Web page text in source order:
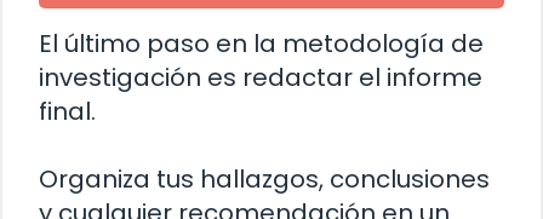
El último paso en la metodología de
investigación es redactar el informe
final.
Organiza tus hallazgos, conclusiones